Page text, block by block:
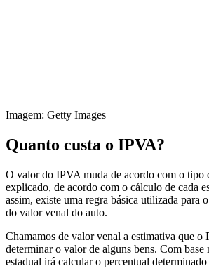
Imagem: Getty Images
Quanto custa o IPVA?
O valor do IPVA muda de acordo com o tipo
explicado, de acordo com o cálculo de cada
assim, existe uma regra básica utilizada para
do valor venal do auto.
Chamamos de valor venal a estimativa que o
determinar o valor de alguns bens. Com base
estadual irá calcular o percentual